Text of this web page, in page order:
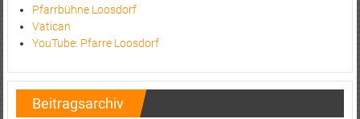
Pfarrbühne Loosdorf
Vatican
YouTube: Pfarre Loosdorf
Beitragsarchiv